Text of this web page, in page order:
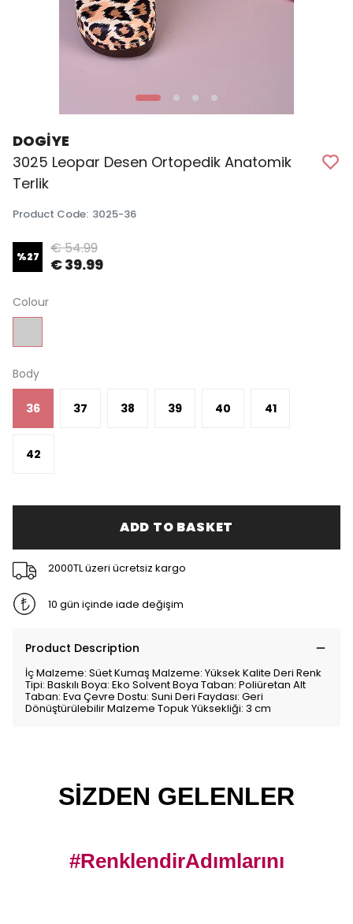
DOGİYE
3025 Leopar Desen Ortopedik Anatomik
Terlik
Product Code: 3025-36
%27 € 54.99
€ 39.99
Colour
Body
36 37 38 39 40 41
42
ADD TO BASKET
2000TL üzeri ücretsiz kargo
10 gün içinde iade değişim
Product Description
İç Malzeme: Süet Kumaş Malzeme: Yüksek Kalite Deri Renk
Tipi: Baskılı Boya: Eko Solvent Boya Taban: Poliüretan Alt
Taban: Eva Çevre Dostu: Suni Deri Faydası: Geri
Dönüştürülebilir Malzeme Topuk Yüksekliği: 3 cm
SİZDEN GELENLER
#RenklendirAdımlarını